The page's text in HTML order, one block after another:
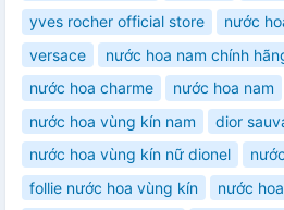
yves rocher official store
nước
versace
nước hoa nam chính
nước hoa charme
nước hoa nam
nước hoa vùng kín nam
dior
nước hoa vùng kín nữ dionel
follie nước hoa vùng kín
nước